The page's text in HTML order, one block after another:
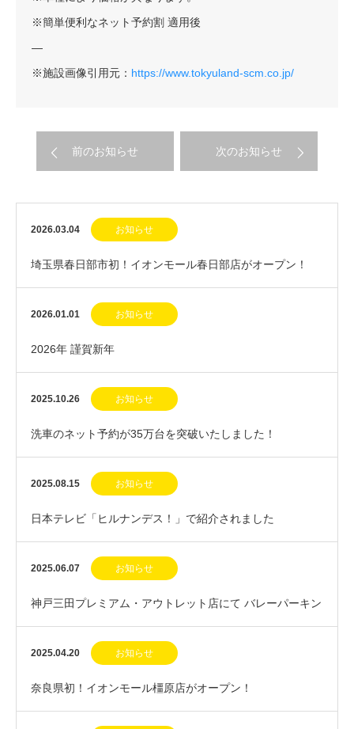
※簡単便利なネット予約割 適用後
—
※施設画像引用元： https://www.tokyuland-scm.co.jp/
前のお知らせ 次のお知らせ
2026.03.04 お知らせ
埼玉県春日部市初！イオンモール春日部店がオープン！
2026.01.01 お知らせ
2026年 謹賀新年
2025.10.26 お知らせ
洗車のネット予約が35万台を突破いたしました！
2025.08.15 お知らせ
日本テレビ「ヒルナンデス！」で紹介されました
2025.06.07 お知らせ
神戸三田プレミアム・アウトレット店にて バレーパーキン
グサービス開始！
2025.04.20 お知らせ
奈良県初！イオンモール橿原店がオープン！